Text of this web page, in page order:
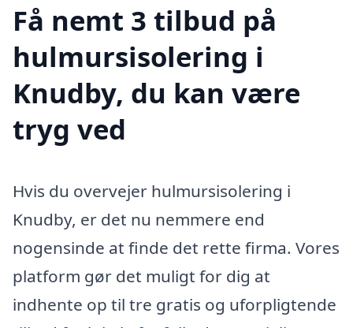
Få nemt 3 tilbud på
hulmursisolering i
Knudby, du kan være
tryg ved
Hvis du overvejer hulmursisolering i
Knudby, er det nu nemmere end
nogensinde at finde det rette firma. Vores
platform gør det muligt for dig at
indhente op til tre gratis og uforpligtende